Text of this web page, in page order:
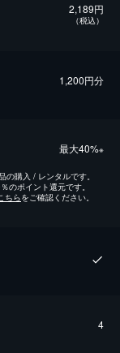
2,189円
（税込）
1,200円分
最⼤40%※
購入 / レンタルです。
のポイント還元です。
ちらをご確認ください。
4